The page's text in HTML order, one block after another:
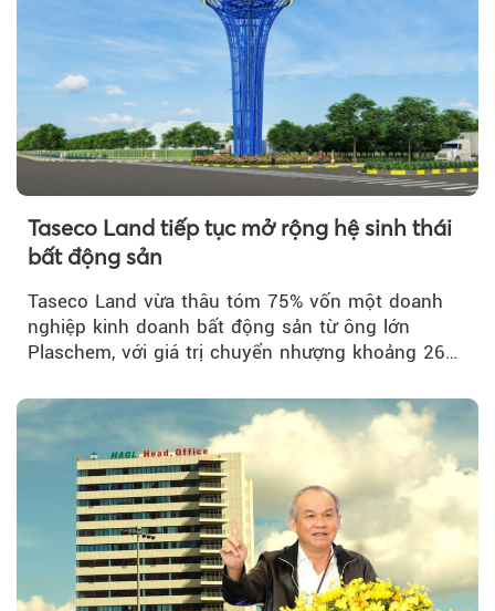
Taseco Land tiếp tục mở rộng hệ sinh thái
bất động sản
Taseco Land vừa thâu tóm 75% vốn một doanh
nghiệp kinh doanh bất động sản từ ông lớn
Plaschem, với giá trị chuyển nhượng khoảng 262